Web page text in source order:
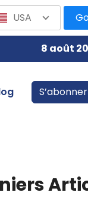
8 août
S’abonner
USA